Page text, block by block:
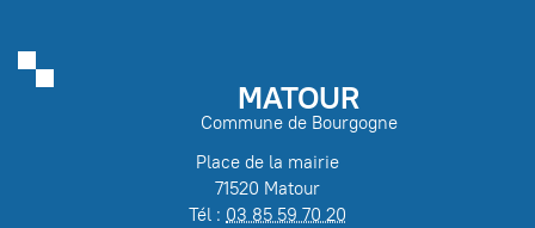
MATOUR
Commune de Bourgogne
Place de la mairie
71520 Matour
Tél : 03 85 59 70 20